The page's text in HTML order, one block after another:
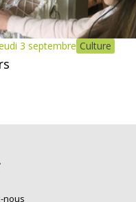
3 septembre Culture
nous